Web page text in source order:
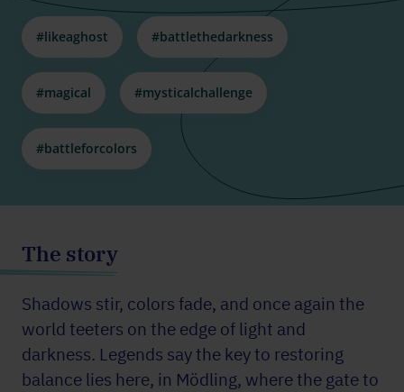
#likeaghost #battlethedarkness
#magical #mysticalchallenge
#battleforcolors
The story
Shadows stir, colors fade, and once again the
world teeters on the edge of light and
darkness. Legends say the key to restoring
balance lies here, in Mödling, where the gate to